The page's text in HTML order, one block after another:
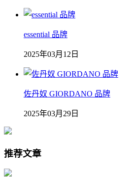
essential 品牌
2025年03月12日
佐丹奴 GIORDANO 品牌
2025年03月29日
推荐文章